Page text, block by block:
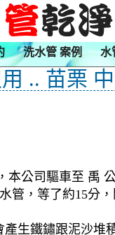
洗水管 案例 水
.. 苗栗
本公司驅車至 禹
管，等了約15分
生鐵鏽跟泥沙堆